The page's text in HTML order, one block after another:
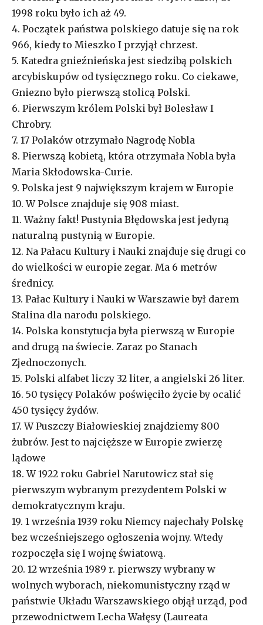
1998 roku było ich aż 49.
4. Początek państwa polskiego datuje się na rok
966, kiedy to Mieszko I przyjął chrzest.
5. Katedra gnieźnieńska jest siedzibą polskich
arcybiskupów od tysięcznego roku. Co ciekawe,
Gniezno było pierwszą stolicą Polski.
6. Pierwszym królem Polski był Bolesław I
Chrobry.
7. 17 Polaków otrzymało Nagrodę Nobla
8. Pierwszą kobietą, która otrzymała Nobla była
Maria Skłodowska-Curie.
9. Polska jest 9 największym krajem w Europie
10. W Polsce znajduje się 908 miast.
11. Ważny fakt! Pustynia Błędowska jest jedyną
naturalną pustynią w Europie.
12. Na Pałacu Kultury i Nauki znajduje się drugi co
do wielkości w europie zegar. Ma 6 metrów
średnicy.
13. Pałac Kultury i Nauki w Warszawie był darem
Stalina dla narodu polskiego.
14. Polska konstytucja była pierwszą w Europie
and drugą na świecie. Zaraz po Stanach
Zjednoczonych.
15. Polski alfabet liczy 32 liter, a angielski 26 liter.
16. 50 tysięcy Polaków poświęciło życie by ocalić
450 tysięcy żydów.
17. W Puszczy Białowieskiej znajdziemy 800
żubrów. Jest to najcięższe w Europie zwierzę
lądowe
18. W 1922 roku Gabriel Narutowicz stał się
pierwszym wybranym prezydentem Polski w
demokratycznym kraju.
19. 1 września 1939 roku Niemcy najechały Polskę
bez wcześniejszego ogłoszenia wojny. Wtedy
rozpoczęła się I wojnę światową.
20. 12 września 1989 r. pierwszy wybrany w
wolnych wyborach, niekomunistyczny rząd w
państwie Układu Warszawskiego objął urząd, pod
przewodnictwem Lecha Wałęsy (Laureata